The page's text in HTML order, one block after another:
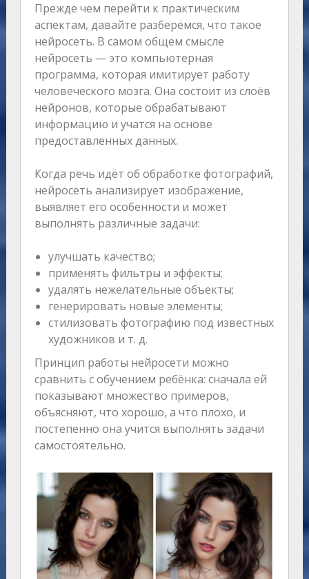
Прежде чем перейти к практическим
аспектам, давайте разберёмся, что такое
нейросеть. В самом общем смысле
нейросеть — это компьютерная
программа, которая имитирует работу
человеческого мозга. Она состоит из слоёв
нейронов, которые обрабатывают
информацию и учатся на основе
предоставленных данных.
Когда речь идёт об обработке фотографий,
нейросеть анализирует изображение,
выявляет его особенности и может
выполнять различные задачи:
улучшать качество;
применять фильтры и эффекты;
удалять нежелательные объекты;
генерировать новые элементы;
стилизовать фотографию под известных
художников и т. д.
Принцип работы нейросети можно
сравнить с обучением ребёнка: сначала ей
показывают множество примеров,
объясняют, что хорошо, а что плохо, и
постепенно она учится выполнять задачи
самостоятельно.